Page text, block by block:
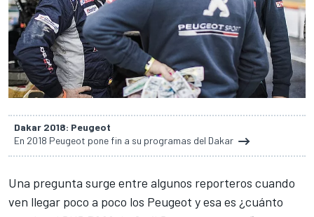
Dakar 2018: Peugeot
En 2018 Peugeot pone fin a su programas del Dakar
Una pregunta surge entre algunos reporteros cuando
ven llegar poco a poco los Peugeot y esa es ¿cuánto